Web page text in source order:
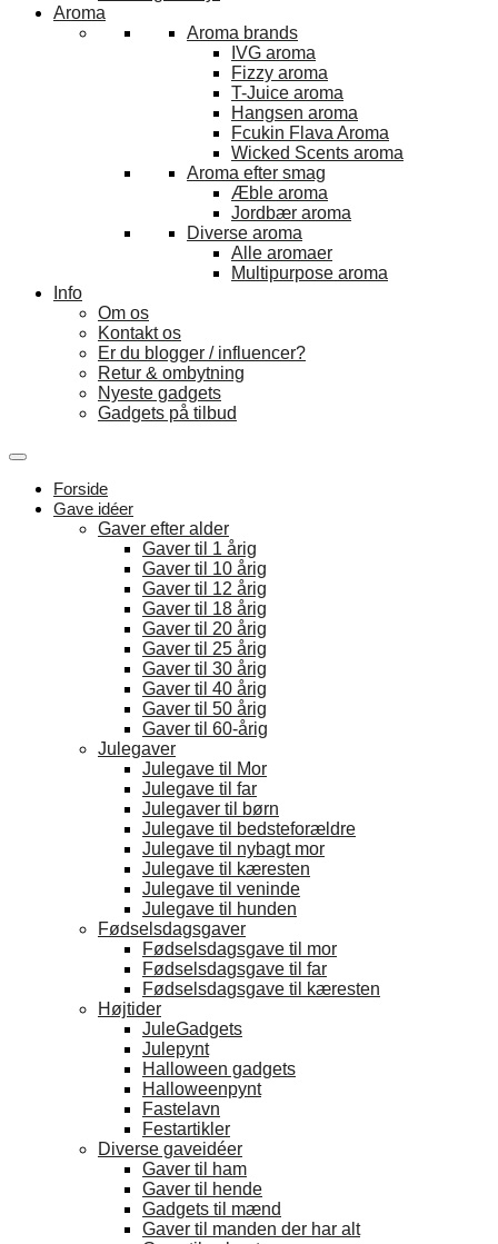
Aroma
Aroma brands
IVG aroma
Fizzy aroma
T-Juice aroma
Hangsen aroma
Fcukin Flava Aroma
Wicked Scents aroma
Aroma efter smag
Æble aroma
Jordbær aroma
Diverse aroma
Alle aromaer
Multipurpose aroma
Info
Om os
Kontakt os
Er du blogger / influencer?
Retur & ombytning
Nyeste gadgets
Gadgets på tilbud
Forside
Gave idéer
Gaver efter alder
Gaver til 1 årig
Gaver til 10 årig
Gaver til 12 årig
Gaver til 18 årig
Gaver til 20 årig
Gaver til 25 årig
Gaver til 30 årig
Gaver til 40 årig
Gaver til 50 årig
Gaver til 60-årig
Julegaver
Julegave til Mor
Julegave til far
Julegaver til børn
Julegave til bedsteforældre
Julegave til nybagt mor
Julegave til kæresten
Julegave til veninde
Julegave til hunden
Fødselsdagsgaver
Fødselsdagsgave til mor
Fødselsdagsgave til far
Fødselsdagsgave til kæresten
Højtider
JuleGadgets
Julepynt
Halloween gadgets
Halloweenpynt
Fastelavn
Festartikler
Diverse gaveidéer
Gaver til ham
Gaver til hende
Gadgets til mænd
Gaver til manden der har alt